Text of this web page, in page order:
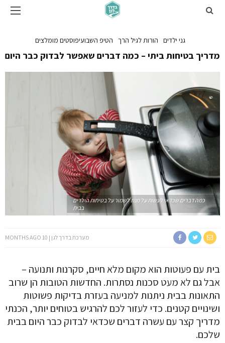
גני ילדים הורות לגיל הרך הטיפ השבועיפוסטים מומלצים
מדריך בטיחות ביתי – כמה דברים שאפשר לבדוק כבר היום
כמה דברים שכדאי לעשות על מנת לשמור על בטיחות הילדים
בבית
מערכת בדרך לגן 10 MONTHS AGO
בית עם פעוטות הוא מקום מלא חיים, סקרנות ותנועה –
אבל גם לא מעט סכנות נסתרות. החדשות הטובות הן שרוב
התאונות בבית ניתנות למניעה בעזרת בדיקות פשוטות
ושינויים קטנים. כדי לעזור לכם להרגיש בטוחים יותר, הכנתי
מדריך קצר עם עשרה דברים שכדאי לבדוק כבר היום בבית
שלכם.